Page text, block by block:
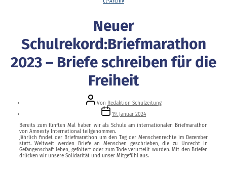
ct-Archiv
Neuer
Schulrekord:Briefmarathon
2023 – Briefe schreiben für die
Freiheit
Beitragsautor
Von Redaktion Schulzeitung
Veröffentlichungsdatum
19. Januar 2024
Bereits zum fünften Mal haben wir als Schule am internationalen Briefmarathon
von Amnesty International teilgenommen.
Jährlich findet der Briefmarathon um den Tag der Menschenrechte im Dezember
statt. Weltweit werden Briefe an Menschen geschrieben, die zu Unrecht in
Gefangenschaft leben, gefoltert oder zum Tode verurteilt wurden. Mit den Briefen
drücken wir unsere Solidarität und unser Mitgefühl aus.